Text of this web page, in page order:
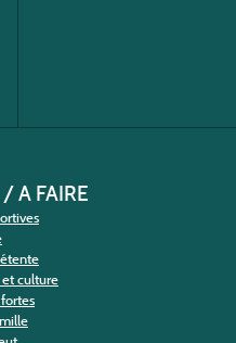
A FAIRE
culture